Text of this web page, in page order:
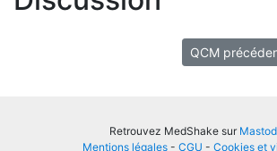
QCM
Retrouvez MedShake sur
Mentions légales - CGU - Cookies et